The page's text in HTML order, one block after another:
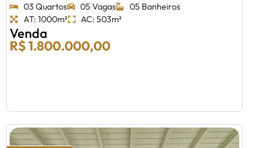
03 Quartos
05 Vagas
05 Banheiros
AT: 1000m²
AC: 503m²
Venda
R$ 1.800.000,00